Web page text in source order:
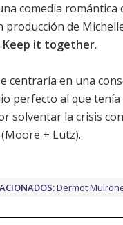
comedia
producción de
Keep it together.
centraría en una
perfecto al que
solventar la crisis
Moore + Lutz).
Dermot